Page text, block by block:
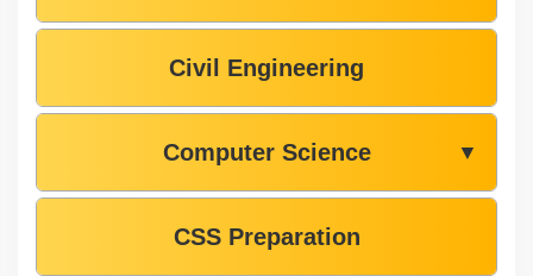
Civil Engineering
Computer Science ▼
CSS Preparation